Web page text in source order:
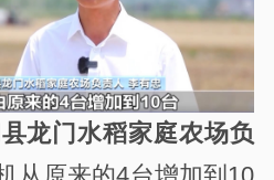
龙门水稻家庭农场负